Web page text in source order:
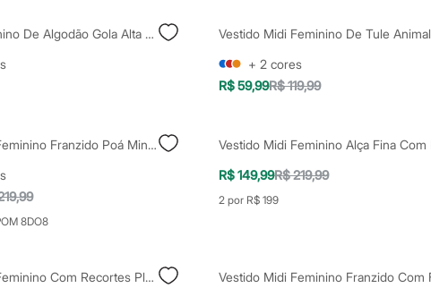
Vestido Feminino De Algodão Gola Alta Vermelho
+ 2 cores
R$ 59,99R$ 119,99
Vestido Midi Feminino Franzido Poá Mindset Off White
8DO8
R$ 149,99R$ 219,99
2 por R$ 199
Vestido Midi Feminino Com Recortes Plus Size Rosa